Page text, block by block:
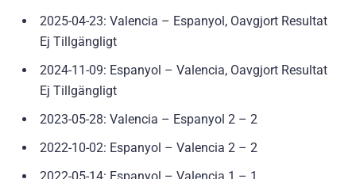
2025-04-23: Valencia – Espanyol, Oavgjort Resultat
Ej Tillgängligt
2024-11-09: Espanyol – Valencia, Oavgjort Resultat
Ej Tillgängligt
2023-05-28: Valencia – Espanyol 2 – 2
2022-10-02: Espanyol – Valencia 2 – 2